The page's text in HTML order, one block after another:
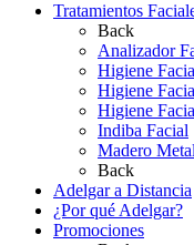
Tratamientos
Back
Analizador
Higiene
Higiene
Higiene
Indiba Facial
Madero
Back
Adelgar a Distancia
¿Por qué Adelgar?
Promociones